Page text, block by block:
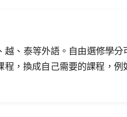
、泰等外語。自由選修學分
，換成自己需要的課程，例